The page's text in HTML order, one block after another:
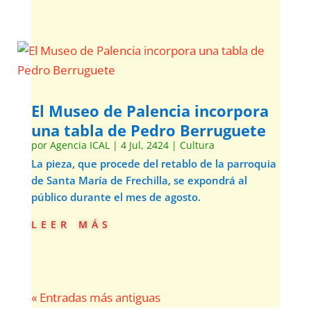
El Museo de Palencia incorpora
una tabla de Pedro Berruguete
por Agencia ICAL | 4 Jul, 2424| Cultura
La pieza, que procede del retablo de la parroquia
de Santa María de Frechilla, se expondrá al
público durante el mes de agosto.
leer más
« Entradas más antiguas